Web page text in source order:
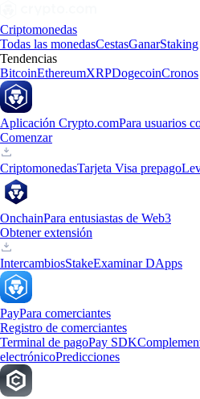
Criptomonedas
Todas las monedasCestasGanarStaking
Tendencias
BitcoinEthereumXRPDogecoinCronos
Aplicación Crypto.comPara usuarios
Comenzar
CriptomonedasTarjeta Visa prepago
OnchainPara entusiastas de Web3
Obtener extensión
IntercambiosStakeExaminar DApps
PayPara comerciantes
Registro de comerciantes
Terminal de pagoPay SDK
electrónicoPredicciones